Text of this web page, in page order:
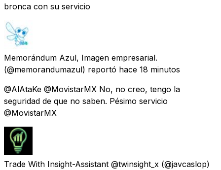
bronca con su servicio
Memorándum Azul, Imagen empresarial.
(@memorandumazul) reportó hace 18 minutos
@AlAtaKe @MovistarMX No, no creo, tengo la
seguridad de que no saben. Pésimo servicio
@MovistarMX
Trade With Insight-Assistant @twinsight_x (@javcaslop)